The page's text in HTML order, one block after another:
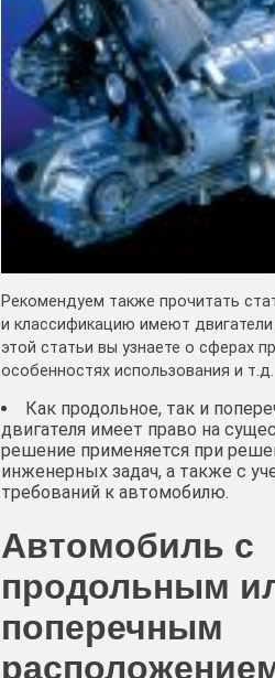
Рекомендуем также прочитать
и классификацию имеют двигатели
этой статьи вы узнаете о сферах
особенностях использования и т.д.
Как продольное, так и
двигателя имеет право на
решение применяется при
инженерных задач, а также с
требований к автомобилю.
Автомобиль с
продольным
поперечным